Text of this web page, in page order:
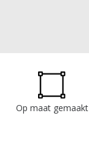
Op maat gemaakt